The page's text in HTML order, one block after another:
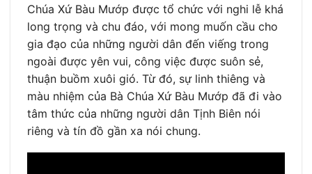
Chúa Xứ Bàu Mướp được tổ chức với nghi lễ khá
long trọng và chu đáo, với mong muốn cầu cho
gia đạo của những người dân đến viếng trong
ngoài được yên vui, công việc được suôn sẻ,
thuận buồm xuôi gió. Từ đó, sự linh thiêng và
màu nhiệm của Bà Chúa Xứ Bàu Mướp đã đi vào
tâm thức của những người dân Tịnh Biên nói
riêng và tín đồ gần xa nói chung.